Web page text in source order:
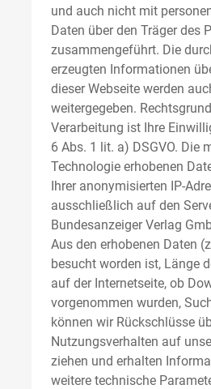
und auch nicht mit
Daten über den Träger des
zusammengeführt. Die
erzeugten Informationen
dieser Webseite werden
weitergegeben.
Verarbeitung ist Ihre
6 Abs. 1 lit. a) DSGVO. Die
Technologie erhobenen
Ihrer anonymisierten IP-
ausschließlich auf den
Bundesanzeiger Verlag
Aus den erhobenen Daten
besucht worden ist, Länge
auf der Internetseite, ob
vorgenommen wurden,
können wir Rückschlüsse
Nutzungsverhalten auf
ziehen und erhalten
weitere technische